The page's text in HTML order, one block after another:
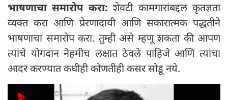
भाषणाचा समारोप करा:शेवटी कामगारांबद्दल कृतज्ञता
व्यक्त करा आणि प्रेरणादायी आणि सकारात्मक पद्धतीने
भाषणाचा समारोप करा. तुम्ही असे म्हणू शकता की आपण
त्यांचे योगदान नेहमीच लक्षात ठेवले पाहिजे आणि त्यांचा
आदर करण्यात कधीही कोणतीही कसर सोडू नये.